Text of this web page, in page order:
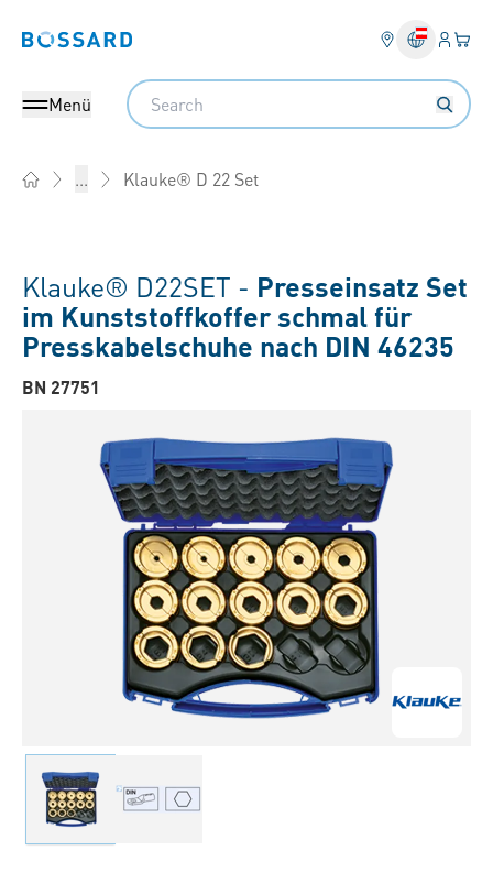
Bossard homepage Ihr
Menü
Search
... Klauke® D 22 Set
Klauke® D22SET - Presseinsatz Set
im Kunststoffkoffer schmal für
Presskabelschuhe nach DIN 46235
BN 27751